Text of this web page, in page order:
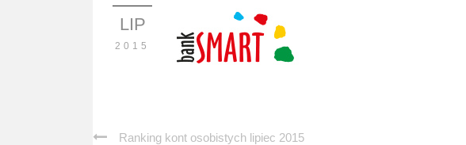
LIP
2015
Ranking kont osobistych lipiec 2015